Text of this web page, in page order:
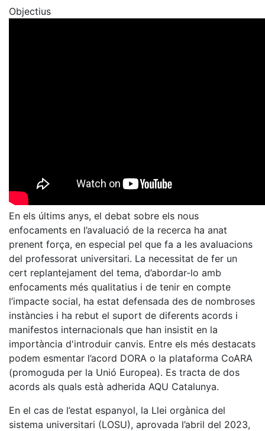
Objectius
En els últims anys, el debat sobre els nous
enfocaments en l’avaluació de la recerca ha anat
prenent força, en especial pel que fa a les avaluacions
del professorat universitari. La necessitat de fer un
cert replantejament del tema, d’abordar-lo amb
enfocaments més qualitatius i de tenir en compte
l’impacte social, ha estat defensada des de nombroses
instàncies i ha rebut el suport de diferents acords i
manifestos internacionals que han insistit en la
importància d'introduir canvis. Entre els més destacats
podem esmentar l’acord DORA o la plataforma CoARA
(promoguda per la Unió Europea). Es tracta de dos
acords als quals està adherida AQU Catalunya.
En el cas de l’estat espanyol, la Llei orgànica del
sistema universitari (LOSU), aprovada l’abril del 2023,